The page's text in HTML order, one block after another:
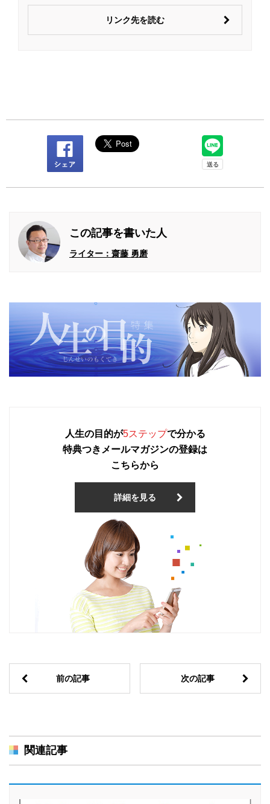
リンク先を読む
この記事を書いた人
ライター：齋藤 勇磨
人生の目的が5ステップで分かる
特典つきメールマガジンの登録は
こちらから
詳細を見る
前の記事 次の記事
関連記事